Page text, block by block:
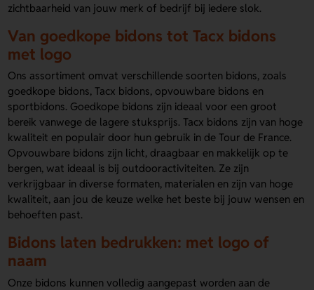
zichtbaarheid van jouw merk of bedrijf bij iedere slok.
Van goedkope bidons tot Tacx bidons
met logo
Ons assortiment omvat verschillende soorten bidons, zoals
goedkope bidons, Tacx bidons, opvouwbare bidons en
sportbidons. Goedkope bidons zijn ideaal voor een groot
bereik vanwege de lagere stuksprijs. Tacx bidons zijn van hoge
kwaliteit en populair door hun gebruik in de Tour de France.
Opvouwbare bidons zijn licht, draagbaar en makkelijk op te
bergen, wat ideaal is bij outdooractiviteiten. Ze zijn
verkrijgbaar in diverse formaten, materialen en zijn van hoge
kwaliteit, aan jou de keuze welke het beste bij jouw wensen en
behoeften past.
Bidons laten bedrukken: met logo of
naam
Onze bidons kunnen volledig aangepast worden aan de